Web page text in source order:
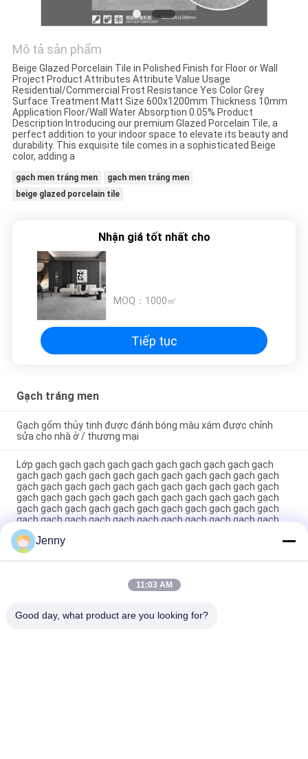
SƠ
ĐỒ
TRANG
WEB
CHÍNH
SÁCH
BẢO
Mô tả sản phẩm
Beige Glazed Porcelain Tile in Polished Finish for Floor or Wall
Project Product Attributes Attribute Value Usage
Residential/Commercial Frost Resistance Yes Color Grey
Surface Treatment Matt Size 600x1200mm Thickness 10mm
Application Floor/Wall Water Absorption 0.05% Product
Description Introducing our premium Glazed Porcelain Tile, a
perfect addition to your indoor space to elevate its beauty and
durability. This exquisite tile comes in a sophisticated Beige
color, adding a
gạch men tráng men
gạch men tráng men
beige glazed porcelain tile
Nhận giá tốt nhất cho
MOQ： 1000㎡
Tiếp tục
Gạch tráng men
Gạch gốm thủy tinh được đánh bóng màu xám được chỉnh
sửa cho nhà ở / thương mại
Lớp gạch gạch gạch gạch gạch gạch gạch gạch gạch gạch
gạch gạch gạch gạch gạch gạch gạch gạch gạch gạch gạch
gạch gạch gạch gạch gạch gạch gạch gạch gạch gạch gạch
gạch gạch gạch gạch gạch gạch gạch gạch gạch gạch gạch
gạch gạch gạch gạch gạch gạch gạch gạch gạch gạch gạch
gạch gạch gạch gạch gạch gạch gạch gạch gạch gạch gạch
gạch gạch gạch gạch gạch gạch gạch gạch gạch gạch gạch
gạch gạch gạch gạch gạch gạch gạch gạch gạch gạch gạch
gạch gạch gạch gạch gạch gạch gạch gạch gạch gạch gạch
gạch g
Máy gạch thủy tinh màu trắng Full Body Porcelain Tile Matt
Jenny
11:03 AM
Good day, what product are you looking for?